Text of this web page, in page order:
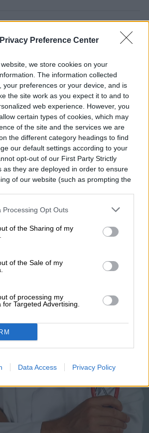
Privacy Preference Center
we store cookies on your
The information collected
your preferences or your device, and is
the site work as you expect it to and to
web experience. However, you
certain types of cookies, which may
of the site and the services we are
the different category headings to find
our default settings according to your
opt-out of our First Party Strictly
as they are deployed in order to ensure
of our website (such as prompting the
Processing Opt Outs
of the Sharing of my
of the Sale of my
of processing my
Targeted Advertising.
Data Access Privacy Policy
Diego Bastarrica
es Senior Editor y Head of
Trends en Español,
estrategia editorial, SEO…
la
al español en
en EE.